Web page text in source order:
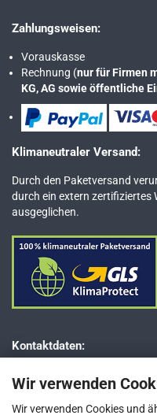
Wir verwenden
Wir verwenden Cookies und
Zahlungsweisen:
Vorauskasse
Rechnung (nur für Firmen
KG, AG sowie öffentliche
Klimaneutraler Versand:
Durch den Paketversand
durch ein extern
ausgeglichen.
Kontaktdaten:
Jägerweg 5–7
D-85521 Ottobrunn bei